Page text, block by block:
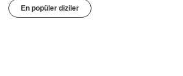
En popüler diziler